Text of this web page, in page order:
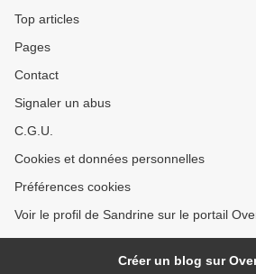
Top articles
Pages
Contact
Signaler un abus
C.G.U.
Cookies et données personnelles
Préférences cookies
Voir le profil de Sandrine sur le portail
Créer un blog sur